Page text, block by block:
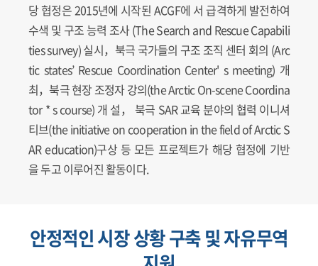
당 협정은 2015년에 시작된 ACGF에 서 급격하게 발전하여
수색 및 구조 능력 조사 (The Search and Rescue Capabili
ties survey) 실시，북극 국가들의 구조 조직 센터 회의 (Arc
tic states’ Rescue Coordination Center' s meeting) 개
최，북극 현장 조정자 강의(the Arctic On-scene Coordina
tor * s course) 개 설， 북극 SAR 교육 분야의 협력 이니셔
티브(the initiative on cooperation in the field of Arctic S
AR education)구상 등 모든 프로젝트가 해당 협정에 기반
을 두고 이루어진 활동이다.
안정적인 시장 상황 구축 및 자유무역